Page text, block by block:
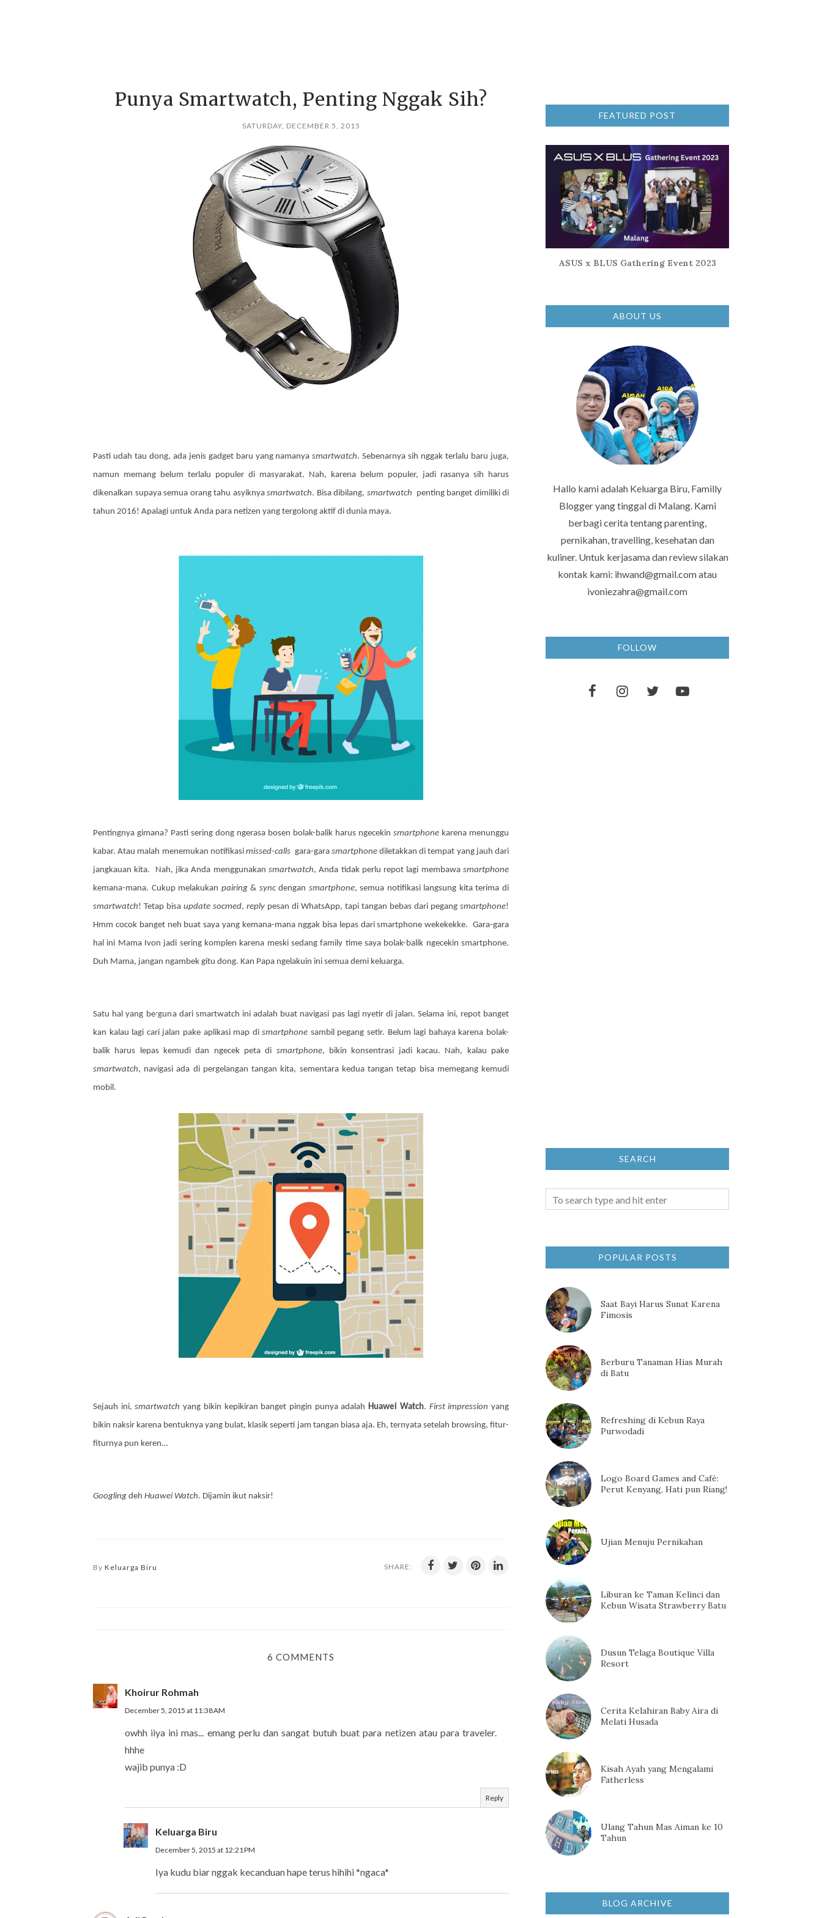
Punya Smartwatch, Penting Nggak Sih?
SATURDAY, DECEMBER 5, 2015
Pasti udah tau dong, ada jenis gadget baru yang namanyasmartwatch. Sebenarnya sih nggak terlalu baru juga,
namun memang belum terlalu populer di masyarakat. Nah, karena belum populer, jadi rasanya sih harus
dikenalkan supaya semua orang tahu asyiknya smartwatch. Bisa dibilang, smartwatch penting banget dimiliki di
tahun 2016! Apalagi untuk Anda para netizen yang tergolong aktif di dunia maya.
Pentingnya gimana? Pasti sering dong ngerasa bosen bolak-balik harus ngecekin smartphone karena menunggu
kabar. Atau malah menemukan notifikasimissed-calls gara-gara smartphonediletakkan di tempat yang jauh dari
jangkauan kita. Nah, jika Anda menggunakan smartwatch, Anda tidak perlu repot lagi membawa smartphone
kemana-mana. Cukup melakukan pairing& syncdengan smartphone, semua notifikasi langsung kita terima di
smartwatch! Tetap bisa update socmed, reply pesan di WhatsApp, tapi tangan bebas dari pegang smartphone!
Hmm cocok banget neh buat saya yang kemana-mana nggak bisa lepas dari smartphone wekekekke. Gara-gara
hal ini Mama Ivon jadi sering komplen karena meski sedang family time saya bolak-balik ngecekin smartphone.
Duh Mama, jangan ngambek gitu dong. Kan Papa ngelakuin ini semua demi keluarga.
Satu hal yang berguna dari smartwatch ini adalah buat navigasi pas lagi nyetir di jalan. Selama ini, repot banget
kan kalau lagi cari jalan pake aplikasi map dismartphone sambil pegang setir. Belum lagi bahaya karena bolak-
balik harus lepas kemudi dan ngecek peta di smartphone, bikin konsentrasi jadi kacau. Nah, kalau pake
smartwatch, navigasi ada di pergelangan tangan kita, sementara kedua tangan tetap bisa memegang kemudi
mobil.
Sejauh ini,smartwatch yang bikin kepikiran banget pingin punya adalahHuawei Watch. First impression yang
bikin naksir karena bentuknya yang bulat, klasik seperti jam tangan biasa aja. Eh, ternyata setelah browsing, fitur-
fiturnya pun keren…
Googling deh Huawei Watch. Dijamin ikut naksir!
By Keluarga Biru SHARE:
6 COMMENTS
Khoirur Rohmah
December 5, 2015 at 11:38 AM
owhh iiya ini mas... emang perlu dan sangat butuh buat para netizen atau para traveler.
hhhe
wajib punya :D
Reply
Keluarga Biru
December 5, 2015 at 12:21 PM
Iya kudu biar nggak kecanduan hape terus hihihi *ngaca*
FEATURED POST
ASUS x BLUS Gathering Event 2023
ABOUT US
Hallo kami adalah Keluarga Biru, Familly
Blogger yang tinggal di Malang. Kami
berbagi cerita tentang parenting,
pernikahan, travelling, kesehatan dan
kuliner. Untuk kerjasama dan review silakan
kontak kami: ihwand@gmail.com atau
ivoniezahra@gmail.com
FOLLOW
SEARCH
POPULAR POSTS
Saat Bayi Harus Sunat Karena
Fimosis
Berburu Tanaman Hias Murah
di Batu
Refreshing di Kebun Raya
Purwodadi
Logo Board Games and Café:
Perut Kenyang, Hati pun Riang!
Ujian Menuju Pernikahan
Liburan ke Taman Kelinci dan
Kebun Wisata Strawberry Batu
Dusun Telaga Boutique Villa
Resort
Cerita Kelahiran Baby Aira di
Melati Husada
Kisah Ayah yang Mengalami
Fatherless
Ulang Tahun Mas Aiman ke 10
Tahun
BLOG ARCHIVE